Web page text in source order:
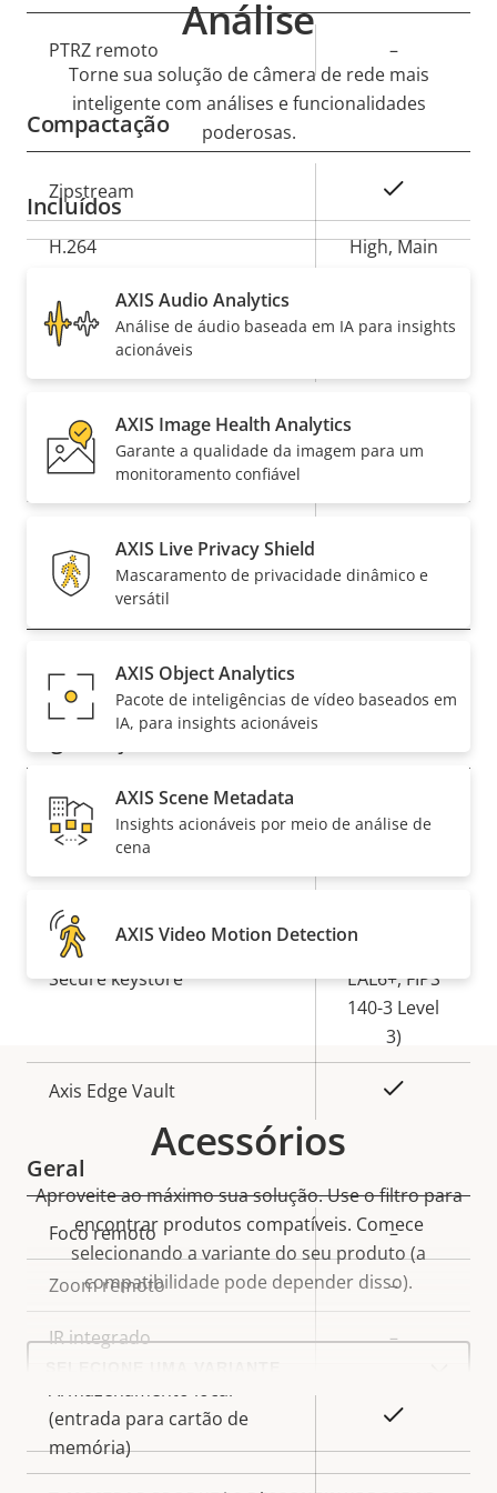
Descrição
propriedade
Valor da
propriedade
PTRZ remoto –
Compactação
Descrição
da
propriedade
Zipstream
H.264 High, Main
H.265
Descrição
da
Suporte a áudio
Rede
Descrição
da
propriedade
Valor da
propriedade
Classe de PoE
Descrição
da
Valor da
OS assinado
Secure keystore
EAL6+, FIPS
140-3 Level
3)
Axis Edge Vault
Geral
Descrição
da
propriedade
Valor da
propriedade
Foco remoto –
Zoom remoto –
IR integrado –
Armazenamento local
(entrada para cartão de
memória)
Análise
Torne sua solução de câmera de rede mais
inteligente com análises e funcionalidades
poderosas.
Incluídos
AXIS Audio Analytics
Análise de áudio baseada em IA para insights
acionáveis
AXIS Image Health Analytics
Garante a qualidade da imagem para um
monitoramento confiável
AXIS Live Privacy Shield
Mascaramento de privacidade dinâmico e
versátil
AXIS Object Analytics
Pacote de inteligências de vídeo baseados em
IA, para insights acionáveis
AXIS Scene Metadata
Insights acionáveis por meio de análise de
cena
AXIS Video Motion Detection
Acessórios
Aproveite ao máximo sua solução. Use o filtro para
encontrar produtos compatíveis. Comece
selecionando a variante do seu produto (a
compatibilidade pode depender disso).
Select
product
variant: